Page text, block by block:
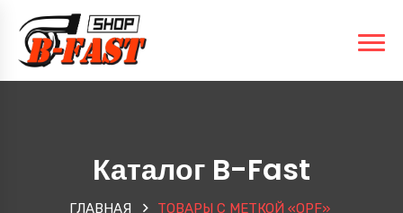
Каталог B-Fast
ГЛАВНАЯ ТОВАРЫ С МЕТКОЙ «OPF»